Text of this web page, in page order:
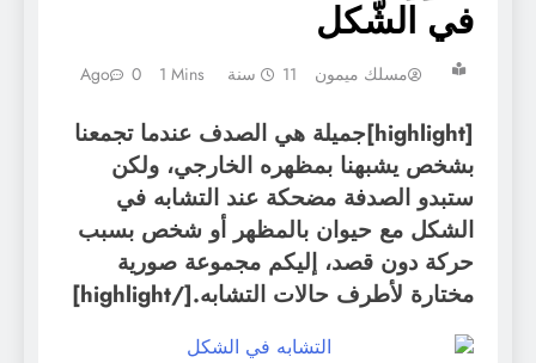
في الشّكل
مسلك ميمون 11 سنة Ago 0 1 Mins
[highlight]جميلة هي الصدف عندما تجمعنا
بشخص يشبهنا بمظهره الخارجي، ولكن
ستبدو الصدفة مضحكة عند التشابه في
الشكل مع حيوان بالمظهر أو شخص بسبب
حركة دون قصد، إليكم مجموعة صورية
مختارة لأطرف حالات التشابه.[/highlight]